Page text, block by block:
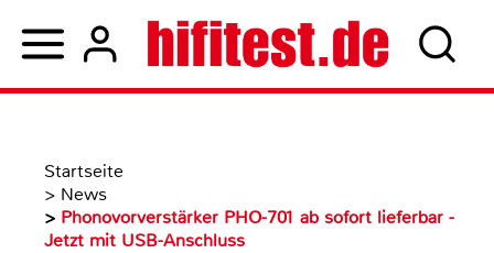
Startseite
> News
> Phonovorverstärker PHO-701 ab sofort lieferbar -
Jetzt mit USB-Anschluss